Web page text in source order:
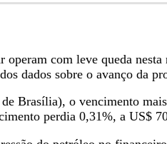
operam com leve queda
dados sobre o avanço da
Brasília), o vencimento
perdia 0,31%, a US$